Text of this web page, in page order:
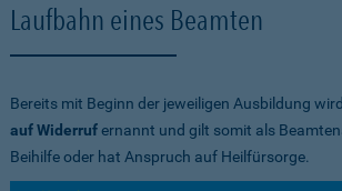
Laufbahn eines Beamten
Bereits mit Beginn der jeweiligen Ausbildung
auf Widerrufernannt und gilt somit als
Beihilfe oder hat Anspruch auf Heilfürsorge.